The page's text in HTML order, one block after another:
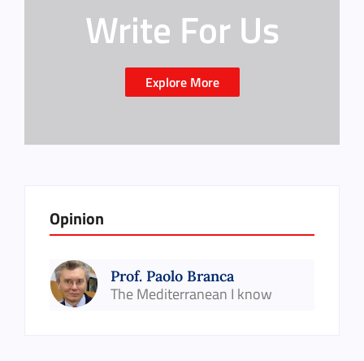
Write For Us
Explore More
Opinion
Prof. Paolo Branca
The Mediterranean I know